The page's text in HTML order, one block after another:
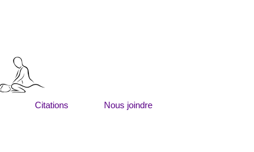
Citations Nous joindre